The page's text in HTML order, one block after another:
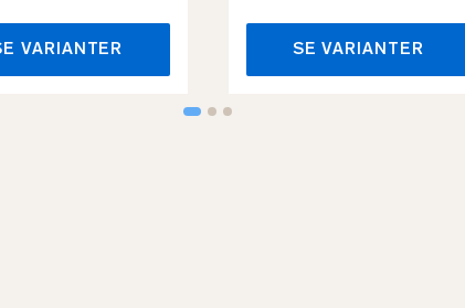
VARIANTER SE VARIANTER